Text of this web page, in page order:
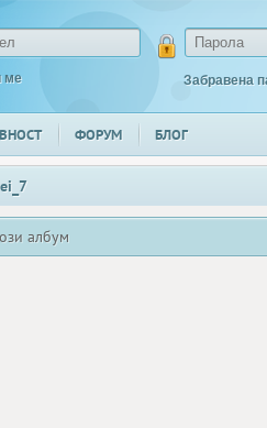
ме Забравена
ФОРУМ БЛОГ
албум